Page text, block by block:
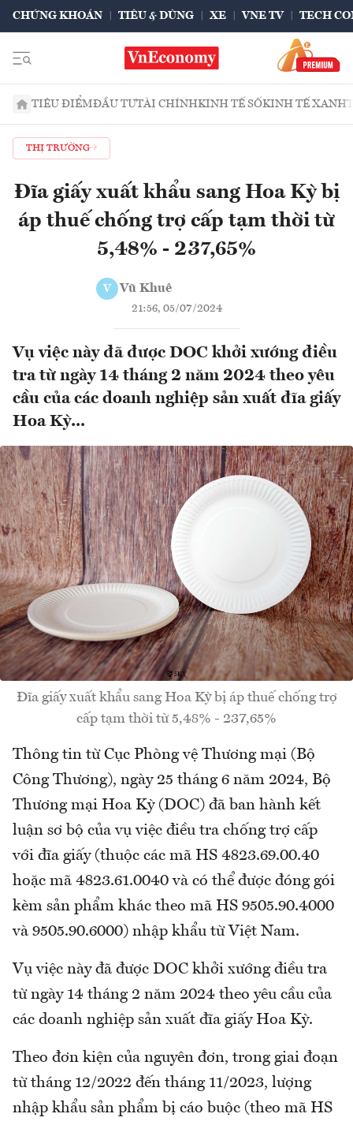
CHỨNG KHOÁN TIÊU & DÙNG XE VNE TV TECH
TIÊU ĐIỂMĐẦU TƯTÀI CHÍNHKINH TẾ SỐKINH TẾ XANH
THỊ TRƯỜNG
Đĩa giấy xuất khẩu sang Hoa Kỳ bị
áp thuế chống trợ cấp tạm thời từ
5,48% - 237,65%
V Vũ Khuê
21:56, 05/07/2024
Vụ việc này đã được DOC khởi xướng điều
tra từ ngày 14 tháng 2 năm 2024 theo yêu
cầu của các doanh nghiệp sản xuất đĩa giấy
Hoa Kỳ...
Đĩa giấy xuất khẩu sang Hoa Kỳ bị áp thuế chống trợ
cấp tạm thời từ 5,48% - 237,65%
Thông tin từ Cục Phòng vệ Thương mại (Bộ
Công Thương), ngày 25 tháng 6 năm 2024, Bộ
Thương mại Hoa Kỳ (DOC) đã ban hành kết
luận sơ bộ của vụ việc điều tra chống trợ cấp
với đĩa giấy (thuộc các mã HS 4823.69.00.40
hoặc mã 4823.61.0040 và có thể được đóng gói
kèm sản phẩm khác theo mã HS 9505.90.4000
và 9505.90.6000) nhập khẩu từ Việt Nam.
Vụ việc này đã được DOC khởi xướng điều tra
từ ngày 14 tháng 2 năm 2024 theo yêu cầu của
các doanh nghiệp sản xuất đĩa giấy Hoa Kỳ.
Theo đơn kiện của nguyên đơn, trong giai đoạn
từ tháng 12/2022 đến tháng 11/2023, lượng
nhập khẩu sản phẩm bị cáo buộc (theo mã HS